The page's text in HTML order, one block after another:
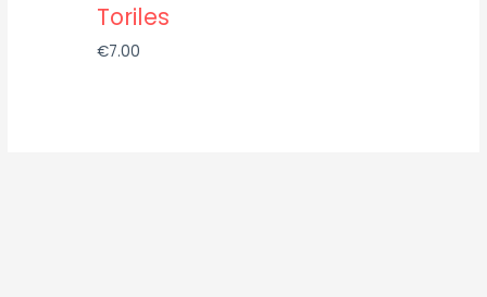
Toriles
€7.00